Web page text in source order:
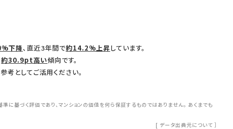
下降、直近3年間で約14.2%上昇しています。
約30.9pt高い傾向です。
としてご活用ください。
に基づく評価であり、マンションの価値を何ら保証するものではありません。 あくまでも
[ データ出典元について ］